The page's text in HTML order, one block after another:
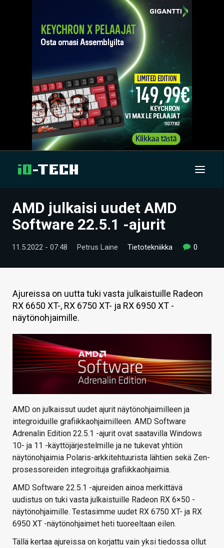
UUTISET
TIETOA
HINTA.FI
KAUPPA
VAIHDA TEEMA
HAKU
AMD julkaisi uudet AMD
Software 22.5.1 -ajurit
11.5.2022 - 07:48 Petrus Laine Tietotekniikka 0
Ajureissa on uutta tuki vasta julkaistuille Radeon
RX 6650 XT-, RX 6750 XT- ja RX 6950 XT -
näytönohjaimille.
AMD on julkaissut uudet ajurit näytönohjaimilleen ja
integroiduille grafiikkaohjaimilleen. AMD Software
Adrenalin Edition 22.5.1 -ajurit ovat saatavilla Windows
10- ja 11 -käyttöjärjestelmille ja ne tukevat yhtiön
näytönohjaimia Polaris-arkkitehtuurista lähtien sekä Zen-
prosessoreiden integroituja grafiikkaohjaimia.
AMD Software 22.5.1 -ajureiden ainoa merkittävä
uudistus on tuki vasta julkaistuille Radeon RX 6×50 -
näytönohjaimille. Testasimme uudet RX 6750 XT- ja RX
6950 XT -näytönohjaimet heti tuoreeltaan eilen.
Tällä kertaa ajureissa on korjattu vain yksi tiedossa ollut